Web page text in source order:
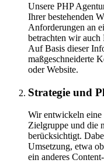
Unsere PHP
Ihrer bestehenden
Anforderungen an
betrachten wir
Auf Basis dieser
maßgeschneiderte
oder Website.
Strategie und
Wir entwickeln eine
Zielgruppe und die
berücksichtigt.
Umsetzung, etwa
ein anderes